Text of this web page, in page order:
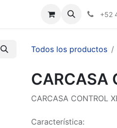
+52
Todos los productos
CARCASA
CARCASA CONTROL
Característica: